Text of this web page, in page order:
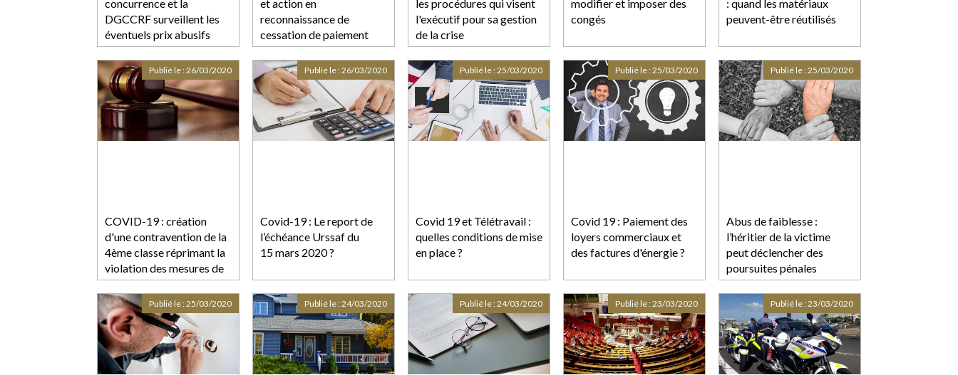
concurrence et la
DGCCRF surveillent les
éventuels prix abusifs
et action en
reconnaissance de
cessation de paiement
les procédures qui visent
l'exécutif pour sa gestion
de la crise
modifier et imposer des
congés
: quand les matériaux
peuvent-être réutilisés
COVID-19 : création
d'une contravention de la
4ème classe réprimant la
violation des mesures de
confinement
Publié le :26/03/2020
Covid-19 : Le report de
l’échéance Urssaf du
15 mars 2020 ?
Publié le :26/03/2020
Covid 19 et Télétravail :
quelles conditions de mise
en place ?
Publié le :25/03/2020
Covid 19 : Paiement des
loyers commerciaux et
des factures d'énergie ?
Publié le :25/03/2020
Abus de faiblesse :
l’héritier de la victime
peut déclencher des
poursuites pénales
Publié le :25/03/2020
Publié le :25/03/2020 Publié le :24/03/2020 Publié le :24/03/2020 Publié le :23/03/2020 Publié le :23/03/2020